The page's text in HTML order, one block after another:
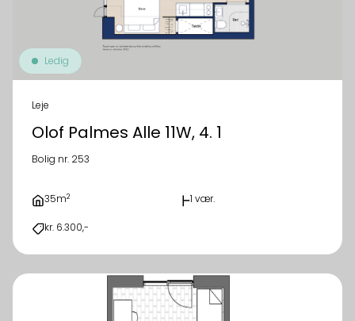
Ledig
Leje
Olof Palmes Alle 11W, 4. 1
Bolig nr. 253
35m2 1 vær.
kr. 6.300,-